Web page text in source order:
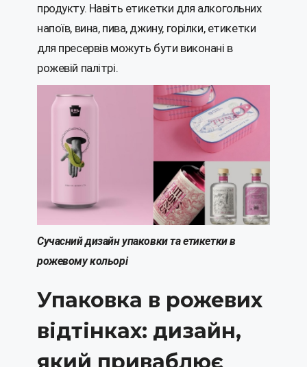
продукту. Навіть етикетки для алкогольних
напоїв, вина, пива, джину, горілки, етикетки
для пресервів можуть бути виконані в
рожевій палітрі.
Сучасний дизайн упаковки та етикетки в
рожевому кольорі
Упаковка в рожевих
відтінках: дизайн,
який приваблює